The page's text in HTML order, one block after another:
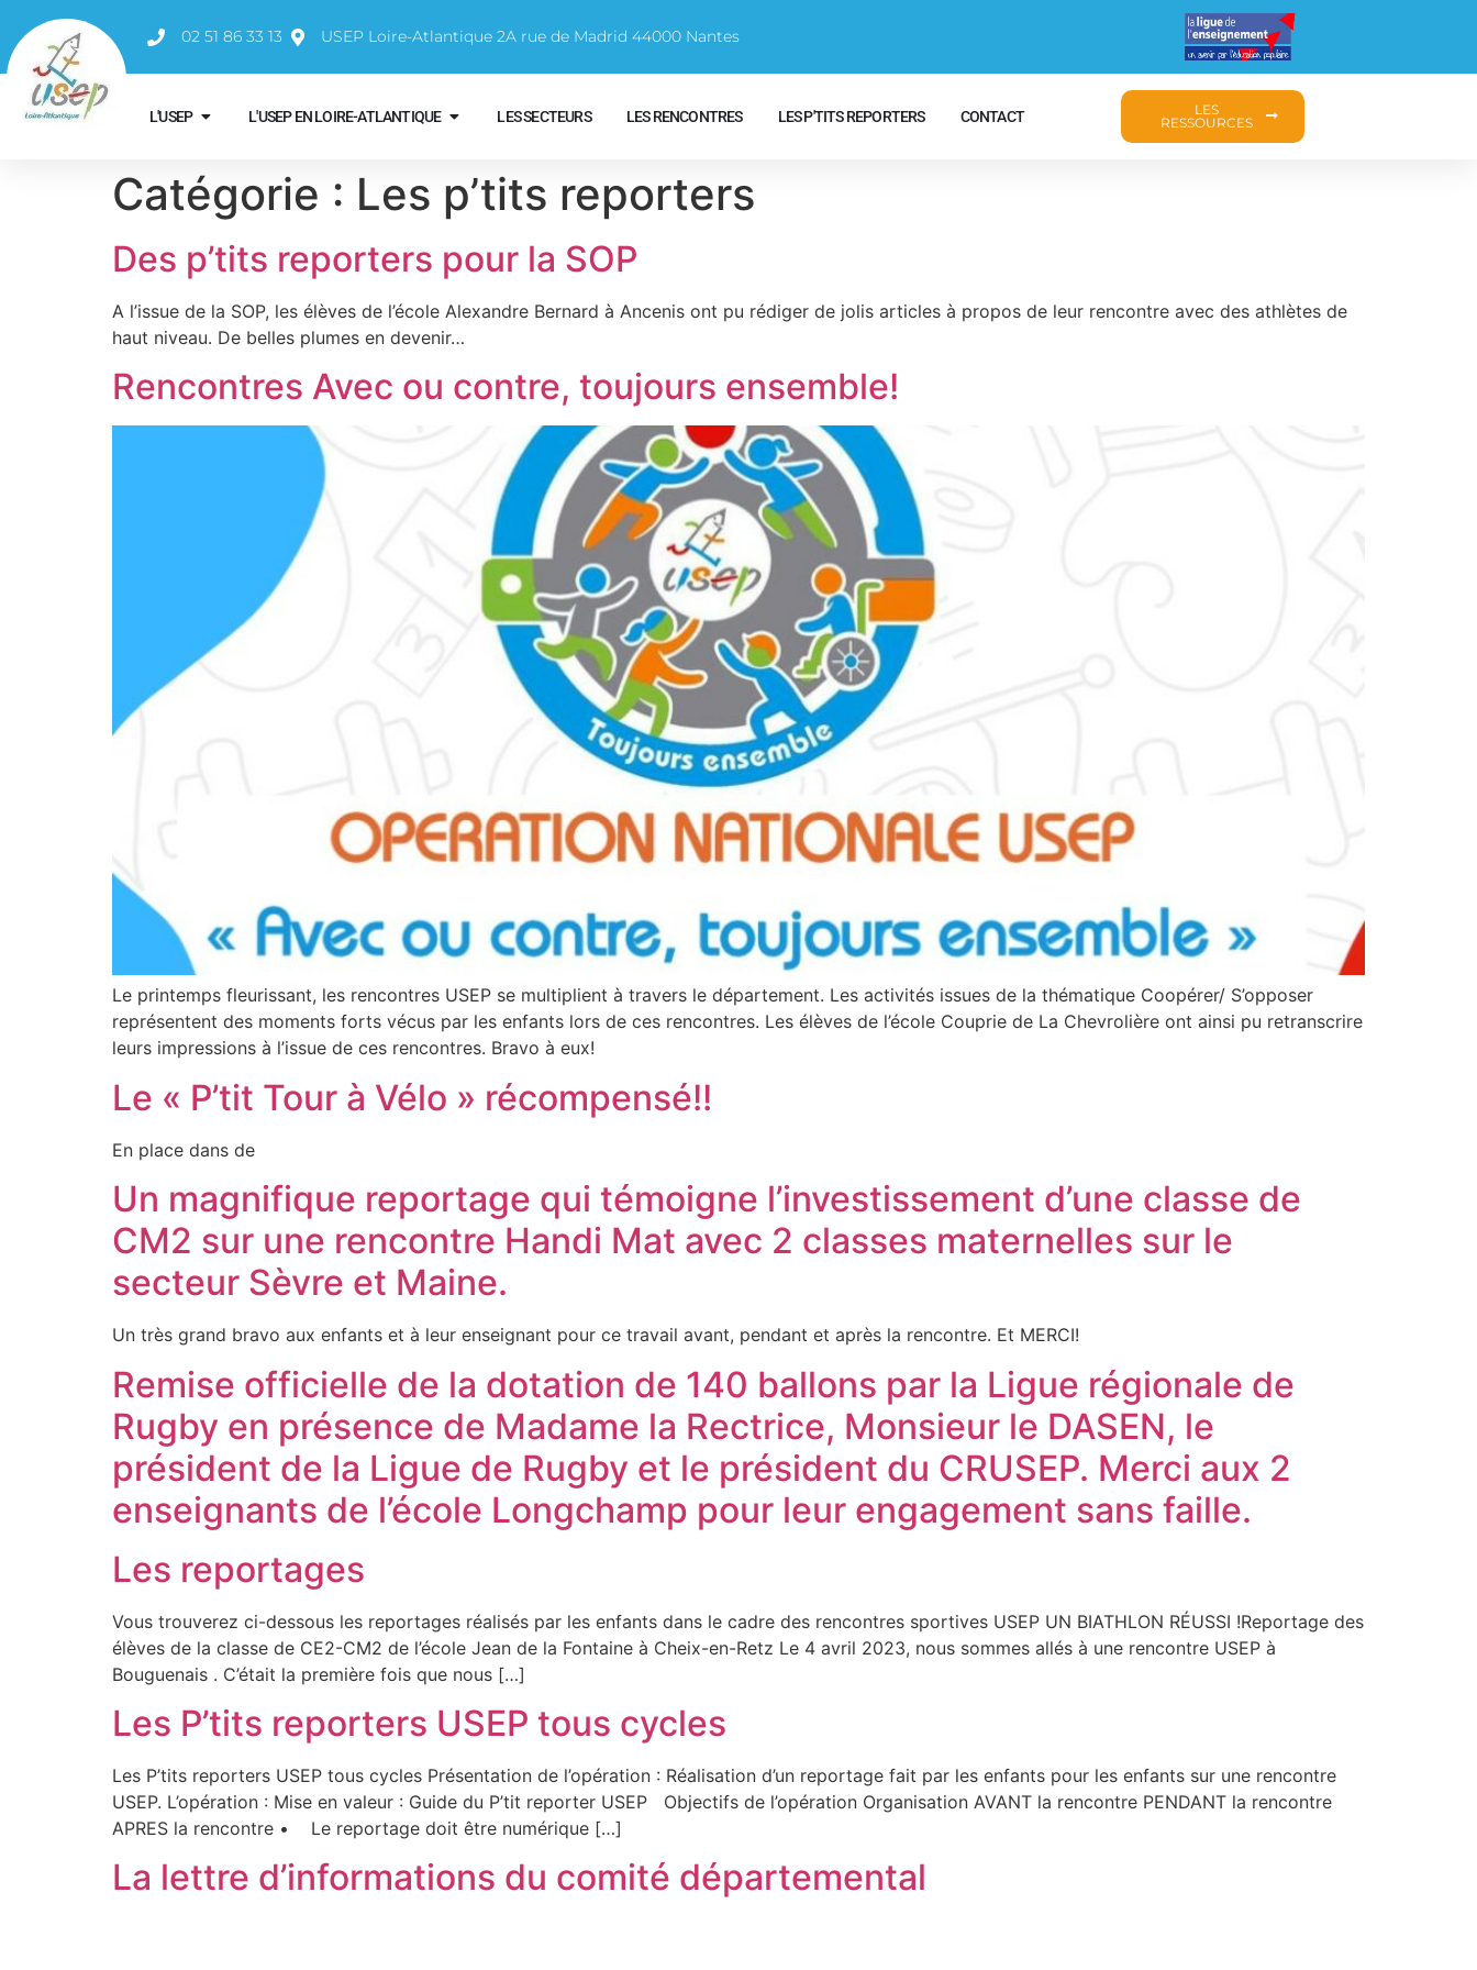
02 51 86 33 13 USEP Loire-Atlantique 2A rue de Madrid 44000 Nantes
L'USEP L'USEP EN LOIRE-ATLANTIQUE LES SECTEURS LES RENCONTRES LES P'TITS REPORTERS CONTACT
LES
RESSOURCES
Catégorie : Les p’tits reporters
Des p’tits reporters pour la SOP
A l’issue de la SOP, les élèves de l’école Alexandre Bernard à Ancenis ont pu rédiger de jolis articles à propos de leur rencontre avec des athlètes de
haut niveau. De belles plumes en devenir…
Rencontres Avec ou contre, toujours ensemble!
Le printemps fleurissant, les rencontres USEP se multiplient à travers le département. Les activités issues de la thématique Coopérer/ S’opposer
représentent des moments forts vécus par les enfants lors de ces rencontres. Les élèves de l’école Couprie de La Chevrolière ont ainsi pu retranscrire
leurs impressions à l’issue de ces rencontres. Bravo à eux!
Le « P’tit Tour à Vélo » récompensé!!
En place dans de
Un magnifique reportage qui témoigne l’investissement d’une classe de
CM2 sur une rencontre Handi Mat avec 2 classes maternelles sur le
secteur Sèvre et Maine.
Un très grand bravo aux enfants et à leur enseignant pour ce travail avant, pendant et après la rencontre. Et MERCI!
Remise officielle de la dotation de 140 ballons par la Ligue régionale de
Rugby en présence de Madame la Rectrice, Monsieur le DASEN, le
président de la Ligue de Rugby et le président du CRUSEP. Merci aux 2
enseignants de l’école Longchamp pour leur engagement sans faille.
Les reportages
Vous trouverez ci-dessous les reportages réalisés par les enfants dans le cadre des rencontres sportives USEP UN BIATHLON RÉUSSI !Reportage des
élèves de la classe de CE2-CM2 de l’école Jean de la Fontaine à Cheix-en-Retz Le 4 avril 2023, nous sommes allés à une rencontre USEP à
Bouguenais . C’était la première fois que nous […]
Les P’tits reporters USEP tous cycles
Les P’tits reporters USEP tous cycles Présentation de l’opération : Réalisation d’un reportage fait par les enfants pour les enfants sur une rencontre
USEP. L’opération : Mise en valeur : Guide du P’tit reporter USEP Objectifs de l’opération Organisation AVANT la rencontre PENDANT la rencontre
APRES la rencontre • Le reportage doit être numérique […]
La lettre d’informations du comité départemental